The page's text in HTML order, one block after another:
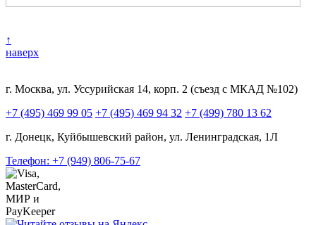
↑
наверх
г. Москва, ул. Уссурийская 14, корп. 2 (съезд с МКАД №102)
+7 (495) 469 99 05 +7 (495) 469 94 32 +7 (499) 780 13 62
г. Донецк, Куйбышевский район, ул. Ленинградская, 1Л
Телефон: +7 (949) 806-75-67